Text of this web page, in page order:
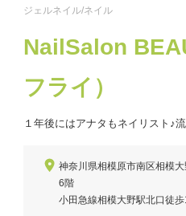
ジェルネイル/ネイル
NailSalon
フライ）
１年後にはアナタもネイリスト♪
神奈川県相模原市南区相模
6階
小田急線相模大野駅北口徒